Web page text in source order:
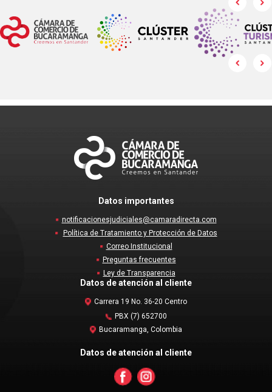
Datos importantes
notificacionesjudiciales@camaradirecta.com
Política de Tratamiento y Protección de Datos
Correo Institucional
Preguntas frecuentes
Ley de Transparencia
Datos de atención al cliente
Carrera 19 No. 36-20 Centro
PBX (7) 652700
Bucaramanga, Colombia
Datos de atención al cliente